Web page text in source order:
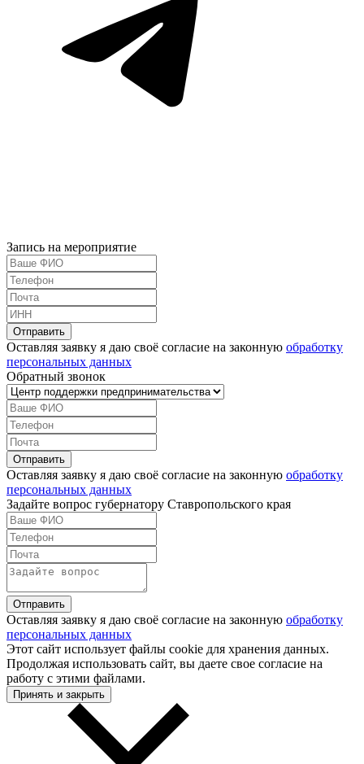
Запись на мероприятие
Оставляя заявку я даю своё согласие на законную обработку
персональных данных
Обратный звонок
Оставляя заявку я даю своё согласие на законную обработку
персональных данных
Задайте вопрос губернатору Ставропольского края
Оставляя заявку я даю своё согласие на законную обработку
персональных данных
Этот сайт использует файлы cookie для хранения данных.
Продолжая использовать сайт, вы даете свое согласие на
работу с этими файлами.
Принять и закрыть